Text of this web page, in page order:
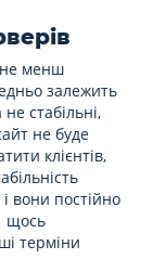
не менш
залежить
стабільні,
не буде
клієнтів,
вони постійно
щось
терміни